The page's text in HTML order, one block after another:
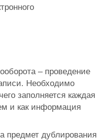
– проведение
Необходимо
заполняется каждая
и как информация
предмет дублирования